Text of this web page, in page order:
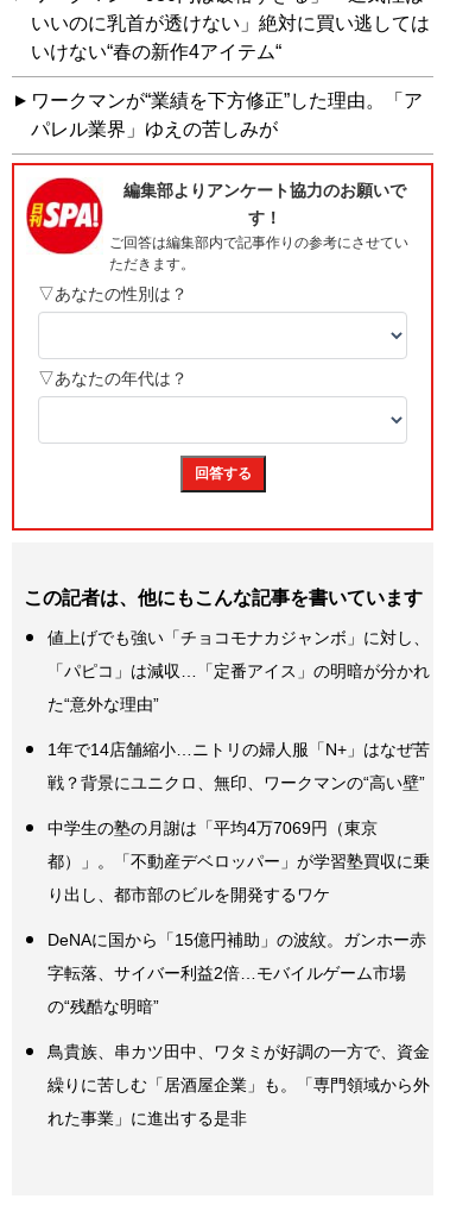
いいのに乳首が透けない」絶対に買い逃しては
いけない“春の新作4アイテム“
ワークマンが“業績を下方修正”した理由。「ア
パレル業界」ゆえの苦しみが
この記者は、他にもこんな記事を書いています
値上げでも強い「チョコモナカジャンボ」に対し、
「パピコ」は減収…「定番アイス」の明暗が分かれ
た“意外な理由”
1年で14店舗縮小…ニトリの婦人服「N+」はなぜ苦
戦？背景にユニクロ、無印、ワークマンの“高い壁”
中学生の塾の月謝は「平均4万7069円（東京
都）」。「不動産デベロッパー」が学習塾買収に乗
り出し、都市部のビルを開発するワケ
DeNAに国から「15億円補助」の波紋。ガンホー赤
字転落、サイバー利益2倍…モバイルゲーム市場
の“残酷な明暗”
鳥貴族、串カツ田中、ワタミが好調の一方で、資金
繰りに苦しむ「居酒屋企業」も。「専門領域から外
れた事業」に進出する是非